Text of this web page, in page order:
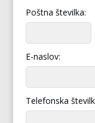
Poštna številka:
E-naslov:
Telefonska